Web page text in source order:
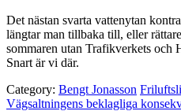
Det nästan svarta vattenytan
längtar man tillbaka till, eller
sommaren utan Trafikverkets och
Snart är vi där.
Category: Bengt Jonasson
Vägsaltningens beklagliga